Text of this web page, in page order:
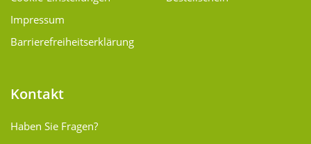
Impressum
Barrierefreiheitserklärung
Kontakt
Haben Sie Fragen?